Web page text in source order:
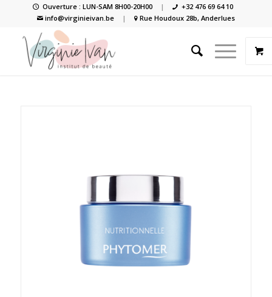
Ouverture : LUN-SAM 8H00-20H00 |
+32 476 69 64 10
info@virginieivan.be
| Rue Houdoux 28b, Anderlues